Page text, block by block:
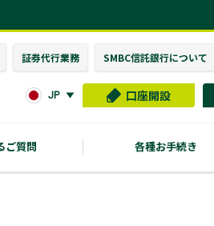
証券代行業務 SMBC信託銀行について
JP 口座開設
ご質問 各種お手続き